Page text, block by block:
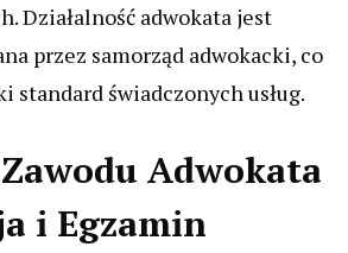
Działalność adwokata jest
przez samorząd adwokacki, co
standard świadczonych usług.
Adwokata
i Egzamin